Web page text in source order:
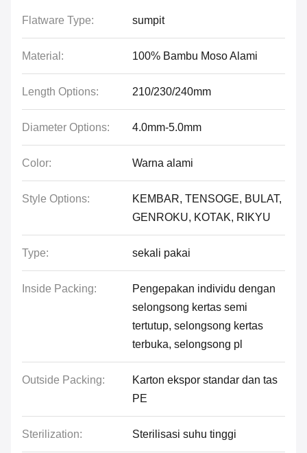
Flatware Type: sumpit
Material: 100% Bambu Moso Alami
Length Options: 210/230/240mm
Diameter Options: 4.0mm-5.0mm
Color: Warna alami
Style Options:
KEMBAR, TENSOGE, BULAT,
GENROKU, KOTAK, RIKYU
Type: sekali pakai
Inside Packing:
Pengepakan individu dengan
selongsong kertas semi
tertutup, selongsong kertas
terbuka, selongsong pl
Outside Packing:
Karton ekspor standar dan tas
PE
Sterilization: Sterilisasi suhu tinggi